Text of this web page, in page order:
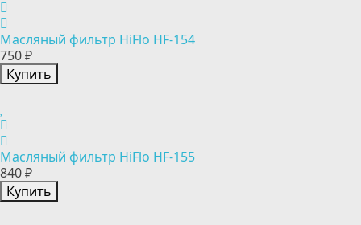
Масляный фильтр HiFlo HF-154
750 ₽
Купить
Масляный фильтр HiFlo HF-155
840 ₽
Купить